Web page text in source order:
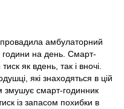
амбулаторний
години на день. Смарт-
як вдень, так і вночі.
які знаходяться в цій
змушує смарт-годинник
із запасом похибки в